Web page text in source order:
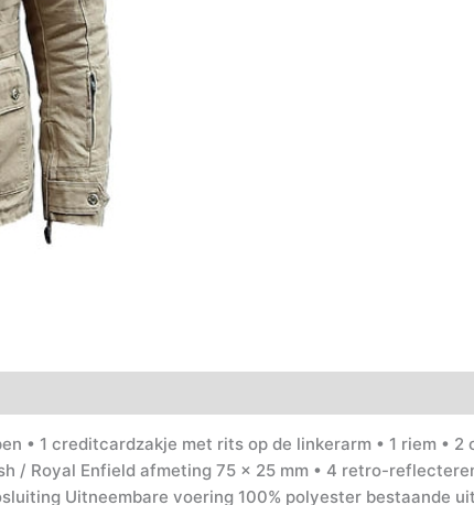
• 1 creditcardzakje met rits op de linkerarm • 1 riem •
/ Royal Enfield afmeting 75 x 25 mm • 4 retro-
Uitneembare voering 100% polyester bestaande